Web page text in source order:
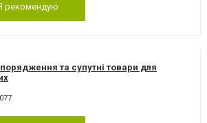
рекомендую
та супутні товари для